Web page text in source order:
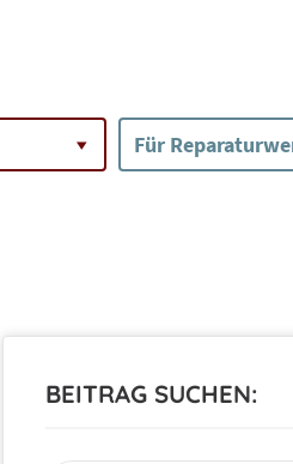
Für
BEITRAG SUCHEN: